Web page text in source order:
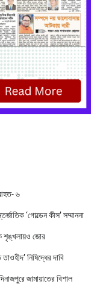
আহত- ৬
‘গোল্ডেন কীস’ সম্মাননা
শৃঙ্খলায়ও জোর
নিষিদ্ধের দাবি
জামায়াতের বিশাল